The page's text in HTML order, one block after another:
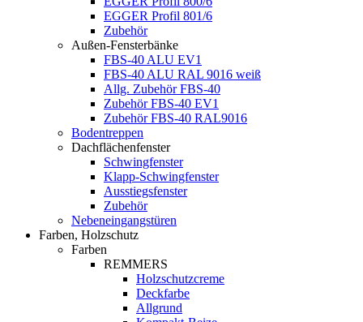
EGGER Profil 801/6
Zubehör
Außen-Fensterbänke
FBS-40 ALU EV1
FBS-40 ALU RAL 9016 weiß
Allg. Zubehör FBS-40
Zubehör FBS-40 EV1
Zubehör FBS-40 RAL9016
Bodentreppen
Dachflächenfenster
Schwingfenster
Klapp-Schwingfenster
Ausstiegsfenster
Zubehör
Nebeneingangstüren
Farben, Holzschutz
Farben
REMMERS
Holzschutzcreme
Deckfarbe
Allgrund